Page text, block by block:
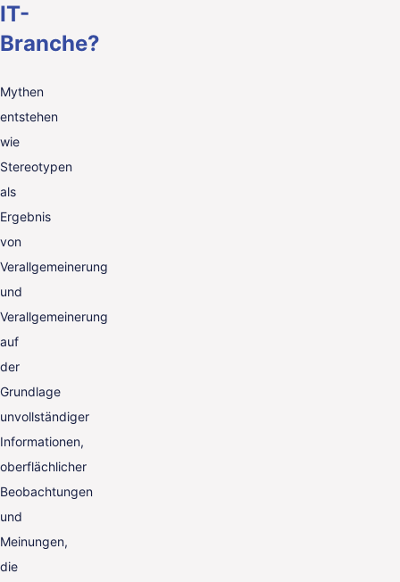
IT-
Branche?
Mythen
entstehen
wie
Stereotypen
als
Ergebnis
von
Verallgemeinerung
und
Verallgemeinerung
auf
der
Grundlage
unvollständiger
Informationen,
oberflächlicher
Beobachtungen
und
Meinungen,
die